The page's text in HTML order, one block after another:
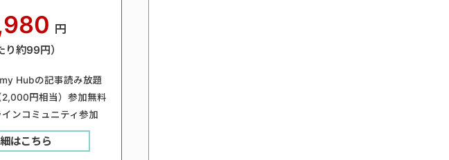
円
り約99円）
Hubの記事読み放題
2,000円相当）参加無料
ンコミュニティ参加
はこちら